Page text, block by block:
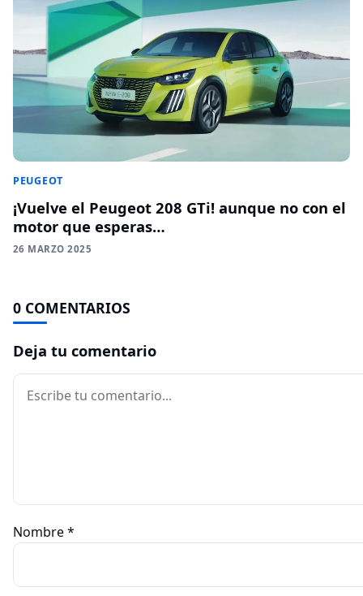
PEUGEOT
¡Vuelve el Peugeot 208 GTi! aunque no con el
motor que esperas…
26 MARZO 2025
0 COMENTARIOS
Deja tu comentario
Comentario
Nombre*